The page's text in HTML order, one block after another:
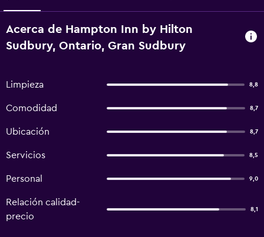
Acerca de Hampton Inn by Hilton
Sudbury, Ontario, Gran Sudbury
Limpieza 8,8
Comodidad 8,7
Ubicación 8,7
Servicios 8,5
Personal 9,0
Relación calidad-
precio
8,1